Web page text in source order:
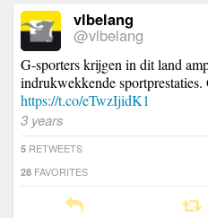
vlbelang
@vlbelang
G-sporters krijgen in dit land
indrukwekkende
https://t.co/eTwzIjidK1
3 years
5 RETWEETS
28 FAVORITES